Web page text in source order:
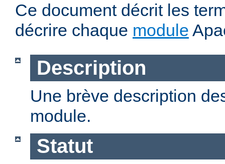
Ce document décrit les
décrire chaque module
Description
Une brève description
module.
Statut